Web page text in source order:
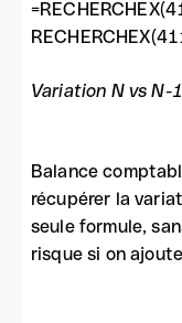
Variation N vs N-
Balance
récupérer la
seule formule,
risque si on